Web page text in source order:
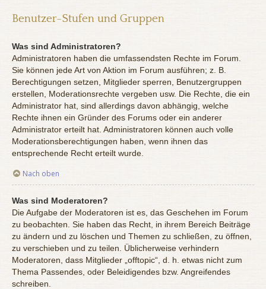
Benutzer-Stufen und Gruppen
Was sind Administratoren?
Administratoren haben die umfassendsten Rechte im Forum.
Sie können jede Art von Aktion im Forum ausführen; z. B.
Berechtigungen setzen, Mitglieder sperren, Benutzergruppen
erstellen, Moderationsrechte vergeben usw. Die Rechte, die ein
Administrator hat, sind allerdings davon abhängig, welche
Rechte ihnen ein Gründer des Forums oder ein anderer
Administrator erteilt hat. Administratoren können auch volle
Moderationsberechtigungen haben, wenn ihnen das
entsprechende Recht erteilt wurde.
Nach oben
Was sind Moderatoren?
Die Aufgabe der Moderatoren ist es, das Geschehen im Forum
zu beobachten. Sie haben das Recht, in ihrem Bereich Beiträge
zu ändern und zu löschen und Themen zu schließen, zu öffnen,
zu verschieben und zu teilen. Üblicherweise verhindern
Moderatoren, dass Mitglieder „offtopic“, d. h. etwas nicht zum
Thema Passendes, oder Beleidigendes bzw. Angreifendes
schreiben.